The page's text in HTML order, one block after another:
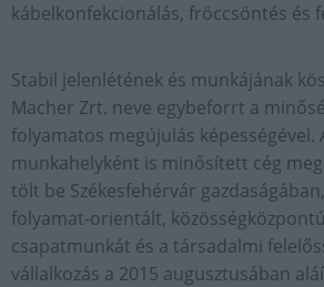
kábelkonfekcionálás, fröccsöntés és
Stabil jelenlétének és munkájának
Macher Zrt. neve egybeforrt a
folyamatos megújulás képességével.
munkahelyként is minősített cég
tölt be Székesfehérvár
folyamat-orientált,
csapatmunkát és a társadalmi
vállalkozás a 2015 augusztusában